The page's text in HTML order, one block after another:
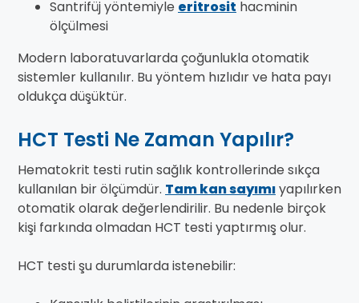
Santrifüj yöntemiyle eritrosit hacminin
ölçülmesi
Modern laboratuvarlarda çoğunlukla otomatik
sistemler kullanılır. Bu yöntem hızlıdır ve hata payı
oldukça düşüktür.
HCT Testi Ne Zaman Yapılır?
Hematokrit testi rutin sağlık kontrollerinde sıkça
kullanılan bir ölçümdür. Tam kan sayımıyapılırken
otomatik olarak değerlendirilir. Bu nedenle birçok
kişi farkında olmadan HCT testi yaptırmış olur.
HCT testi şu durumlarda istenebilir: